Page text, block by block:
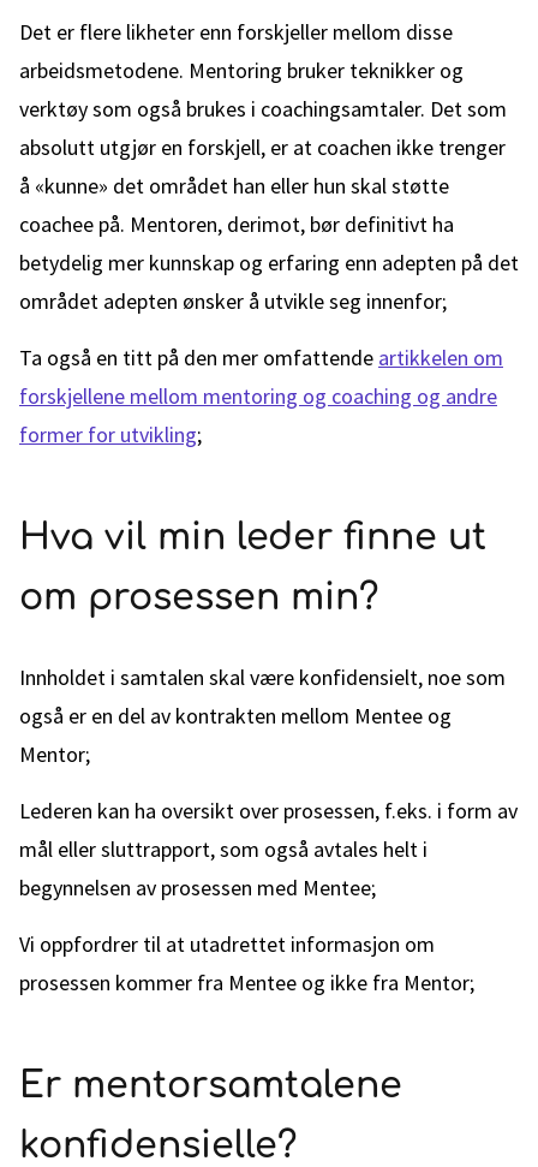
Det er flere likheter enn forskjeller mellom disse
arbeidsmetodene. Mentoring bruker teknikker og
verktøy som også brukes i coachingsamtaler. Det som
absolutt utgjør en forskjell, er at coachen ikke trenger
å «kunne» det området han eller hun skal støtte
coachee på. Mentoren, derimot, bør definitivt ha
betydelig mer kunnskap og erfaring enn adepten på det
området adepten ønsker å utvikle seg innenfor;
Ta også en titt på den mer omfattende artikkelen om
forskjellene mellom mentoring og coaching og andre
former for utvikling;
Hva vil min leder finne ut
om prosessen min?
Innholdet i samtalen skal være konfidensielt, noe som
også er en del av kontrakten mellom Mentee og
Mentor;
Lederen kan ha oversikt over prosessen, f.eks. i form av
mål eller sluttrapport, som også avtales helt i
begynnelsen av prosessen med Mentee;
Vi oppfordrer til at utadrettet informasjon om
prosessen kommer fra Mentee og ikke fra Mentor;
Er mentorsamtalene
konfidensielle?